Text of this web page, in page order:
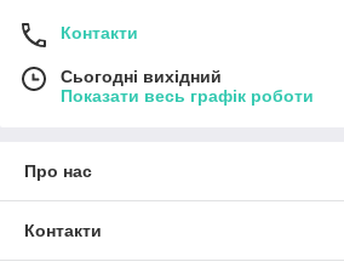
Контакти
Сьогодні вихідний
Показати весь графік роботи
Про нас
Контакти